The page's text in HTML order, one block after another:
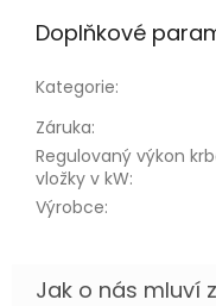
Doplňkové
Kategorie:
Záruka:
Regulovaný výkon
vložky v kW:
Výrobce: